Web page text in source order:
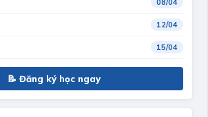
08/04
12/04
15/04
📝 Đăng ký học ngay